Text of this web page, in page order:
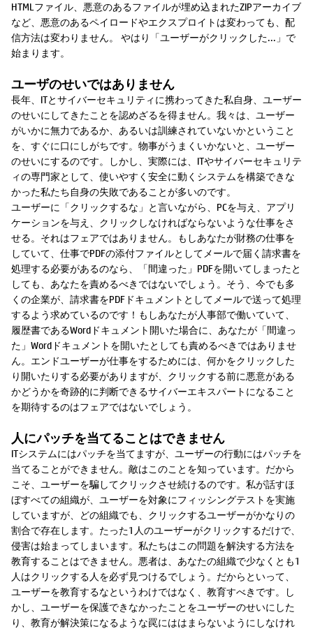
HTMLファイル、悪意のあるファイルが埋め込まれたZIPアーカイブ
など、悪意のあるペイロードやエクスプロイトは変わっても、配
信方法は変わりません。 やはり「ユーザーがクリックした...」で
始まります。
ユーザのせいではありません
長年、ITとサイバーセキュリティに携わってきた私自身、ユーザー
のせいにしてきたことを認めざるを得ません。我々は、ユーザー
がいかに無力であるか、あるいは訓練されていないかということ
を、すぐに口にしがちです。物事がうまくいかないと、ユーザー
のせいにするのです。しかし、実際には、ITやサイバーセキュリテ
ィの専門家として、使いやすく安全に動くシステムを構築できな
かった私たち自身の失敗であることが多いのです。
ユーザーに「クリックするな」と言いながら、PCを与え、アプリ
ケーションを与え、クリックしなければならないような仕事をさ
せる。それはフェアではありません。もしあなたが財務の仕事を
していて、仕事でPDFの添付ファイルとしてメールで届く請求書を
処理する必要があるのなら、「間違った」PDFを開いてしまったと
しても、あなたを責めるべきではないでしょう。そう、今でも多
くの企業が、請求書をPDFドキュメントとしてメールで送って処理
するよう求めているのです！もしあなたが人事部で働いていて、
履歴書であるWordドキュメント開いた場合に、あなたが「間違っ
た」Wordドキュメントを開いたとしても責めるべきではありませ
ん。エンドユーザーが仕事をするためには、何かをクリックした
り開いたりする必要がありますが、クリックする前に悪意がある
かどうかを奇跡的に判断できるサイバーエキスパートになること
を期待するのはフェアではないでしょう。
人にパッチを当てることはできません
ITシステムにはパッチを当てますが、ユーザーの行動にはパッチを
当てることができません。敵はこのことを知っています。だから
こそ、ユーザーを騙してクリックさせ続けるのです。私が話すほ
ぼすべての組織が、ユーザーを対象にフィッシングテストを実施
していますが、どの組織でも、クリックするユーザーがかなりの
割合で存在します。たった1人のユーザーがクリックするだけで、
侵害は始まってしまいます。私たちはこの問題を解決する方法を
教育することはできません。悪者は、あなたの組織で少なくとも1
人はクリックする人を必ず見つけるでしょう。だからといって、
ユーザーを教育するなというわけではなく、教育すべきです。し
かし、ユーザーを保護できなかったことをユーザーのせいにした
り、教育が解決策になるような罠にははまらないようにしなけれ